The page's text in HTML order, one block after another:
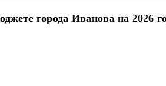
города Иванова на 2026